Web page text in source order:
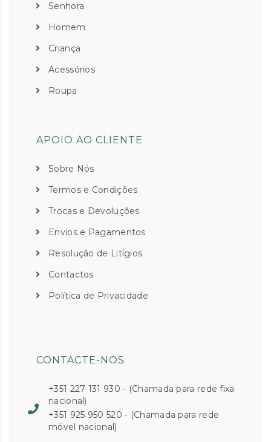
Senhora
Homem
Criança
Acessórios
Roupa
APOIO AO CLIENTE
Sobre Nós
Termos e Condições
Trocas e Devoluções
Envios e Pagamentos
Resolução de Litígios
Contactos
Política de Privacidade
CONTACTE-NOS
+351 227 131 930 - (Chamada para rede fixa
nacional)
+351 925 950 520 - (Chamada para rede
móvel nacional)